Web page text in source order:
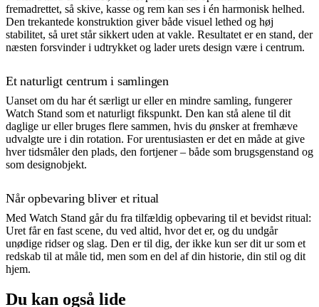
fremadrettet, så skive, kasse og rem kan ses i én harmonisk helhed.
Den trekantede konstruktion giver både visuel lethed og høj
stabilitet, så uret står sikkert uden at vakle. Resultatet er en stand, der
næsten forsvinder i udtrykket og lader urets design være i centrum.
Et naturligt centrum i samlingen
Uanset om du har ét særligt ur eller en mindre samling, fungerer
Watch Stand som et naturligt fikspunkt. Den kan stå alene til dit
daglige ur eller bruges flere sammen, hvis du ønsker at fremhæve
udvalgte ure i din rotation. For urentusiasten er det en måde at give
hver tidsmåler den plads, den fortjener – både som brugsgenstand og
som designobjekt.
Når opbevaring bliver et ritual
Med Watch Stand går du fra tilfældig opbevaring til et bevidst ritual:
Uret får en fast scene, du ved altid, hvor det er, og du undgår
unødige ridser og slag. Den er til dig, der ikke kun ser dit ur som et
redskab til at måle tid, men som en del af din historie, din stil og dit
hjem.
Du kan også lide